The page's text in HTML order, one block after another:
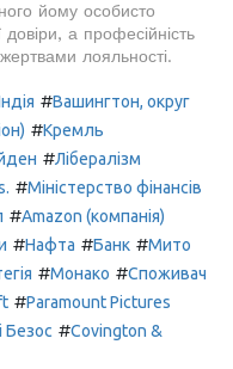
йому особисто
а професійність
лояльності.
#Вашингтон, округ
#Кремль
#Лібералізм
#Міністерство фінансів
#Amazon (компанія)
#Нафта #Банк #Мито
#Монако #Споживач
#Paramount Pictures
#Covington &